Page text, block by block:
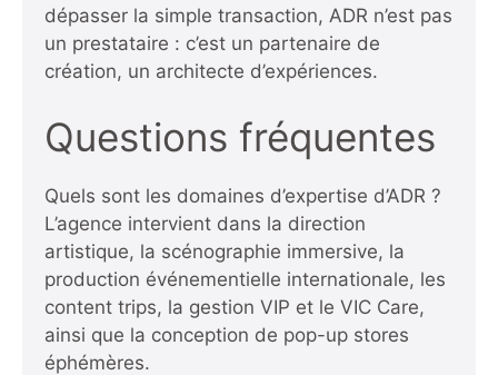
dépasser la simple transaction, ADR n’est pas
un prestataire : c’est un partenaire de
création, un architecte d’expériences.
Questions fréquentes
Quels sont les domaines d’expertise d’ADR ?
L’agence intervient dans la direction
artistique, la scénographie immersive, la
production événementielle internationale, les
content trips, la gestion VIP et le VIC Care,
ainsi que la conception de pop-up stores
éphémères.